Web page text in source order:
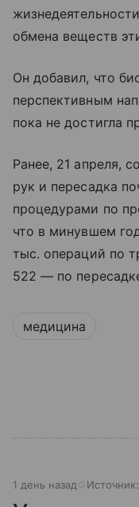
обмена веществ
Он добавил, что
перспективным
пока не достигла
Ранее, 21 апреля,
рук и пересадка
процедурами по
что в минувшем
тыс. операций по
522 — по
медицина
1 день назад Источник: